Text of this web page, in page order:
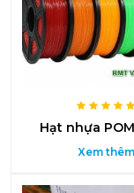
Hạt nhựa
Xem thêm